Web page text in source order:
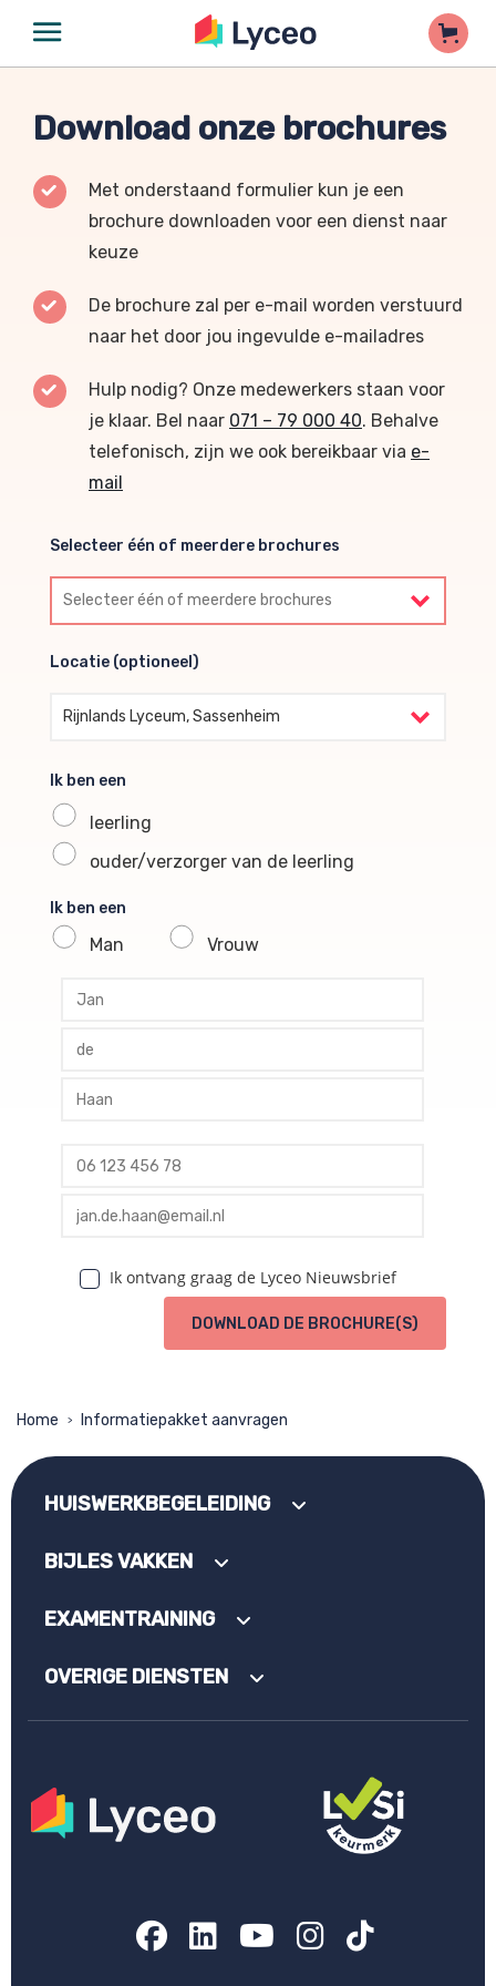
Download onze brochures
Met onderstaand formulier kun je een
brochure downloaden voor een dienst naar
keuze
De brochure zal per e-mail worden verstuurd
naar het door jou ingevulde e-mailadres
Hulp nodig? Onze medewerkers staan voor
je klaar. Bel naar 071 – 79 000 40. Behalve
telefonisch, zijn we ook bereikbaar via e-
mail
Selecteer één of meerdere brochures
Selecteer één of meerdere brochures
Locatie (optioneel)
Locatie (optioneel)
Rijnlands Lyceum, Sassenheim
Ik ben een
leerling
ouder/verzorger van de leerling
Ik ben een
Man Vrouw
profile voornaam
profile tussenvoegsel
profile achternaam
profile telefoon
profile email
Ik ontvang graag de Lyceo Nieuwsbrief
DOWNLOAD DE BROCHURE(S)
Home > Informatiepakket aanvragen
HUISWERKBEGELEIDING
BIJLES VAKKEN
EXAMENTRAINING
OVERIGE DIENSTEN
Facebook
LinkedIn
YouTube
Instagram
TikTok